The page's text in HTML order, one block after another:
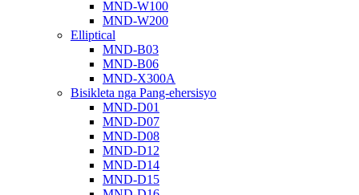
MND-W100
MND-W200
Elliptical
MND-B03
MND-B06
MND-X300A
Bisikleta nga Pang-ehersisyo
MND-D01
MND-D07
MND-D08
MND-D12
MND-D14
MND-D15